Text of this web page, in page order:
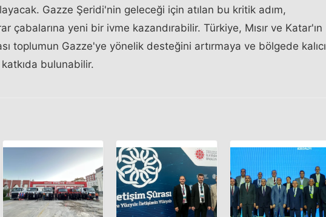
Gazze Şeridi'nin geleceği için atılan bu kritik adım,
çabalarına yeni bir ivme kazandırabilir. Türkiye, Mısır ve Katar'ın
toplumun Gazze'ye yönelik desteğini artırmaya ve bölgede kalıcı
bulunabilir.